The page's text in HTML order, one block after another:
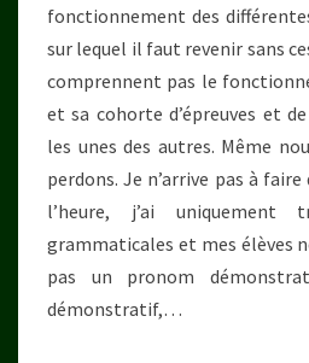
fonctionnement des
sur lequel il faut revenir sans
comprennent pas le
et sa cohorte d’épreuves et
les unes des autres. Même
perdons. Je n’arrive pas à
l’heure, j’ai uniquement
grammaticales et mes élèves
pas un pronom
démonstratif,…